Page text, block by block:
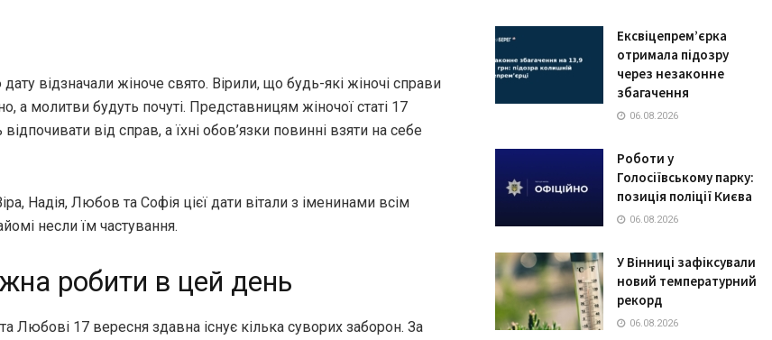
відзначали жіноче свято. Вірили, що будь-які жіночі справи
а молитви будуть почуті. Представницям жіночої статі 17
від справ, а їхні обов’язки повинні взяти на себе
Надія, Любов та Софія цієї дати вітали з іменинами всім
несли їм частування.
робити в цей день
Любові 17 вересня здавна існує кілька суворих заборон. За
Ексвіцепрем’єрка
отримала підозру
через незаконне
збагачення
06.08.2026
Роботи у
Голосіївському парку:
позиція поліції Києва
06.08.2026
У Вінниці зафіксували
новий температурний
рекорд
06.08.2026